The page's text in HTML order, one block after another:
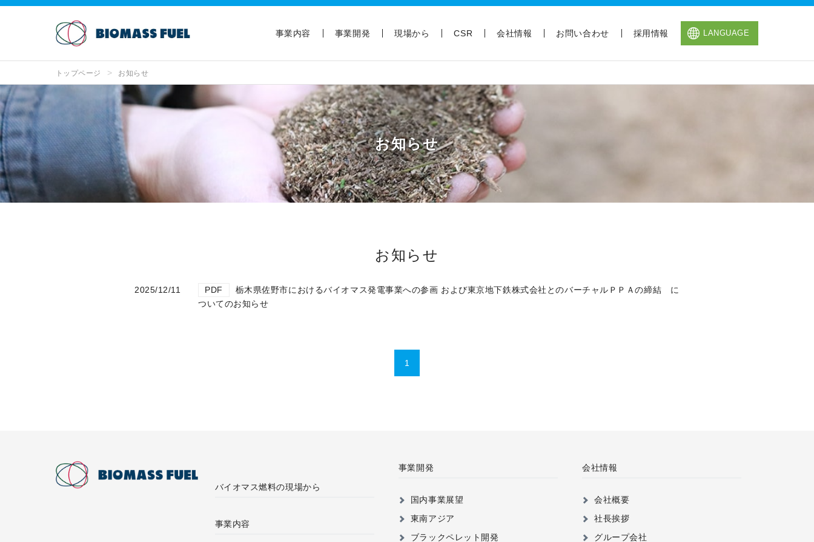
LANGUAGE
事業内容 事業開発 現場から CSR 会社情報 お問い合わせ 採用情報
トップページ お知らせ
お知らせ
お知らせ
2025/12/11 PDF
栃木県佐野市におけるバイオマス発電事業への参画 および東京地下鉄株式会社とのバーチャルＰＰＡの締結 に
ついてのお知らせ
1
バイオマス燃料の現場から
事業内容
事業開発
国内事業展望
東南アジア
ブラックペレット開発
会社情報
会社概要
社長挨拶
グループ会社